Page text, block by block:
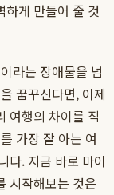
게 만들어 줄 것
라는 장애물을 넘
꿈꾸신다면, 이제
여행의 차이를 직
가장 잘 아는 여
다. 지금 바로 마이
시작해보는 것은